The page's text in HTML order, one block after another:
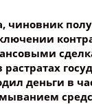
чиновник
растратах
деньги в